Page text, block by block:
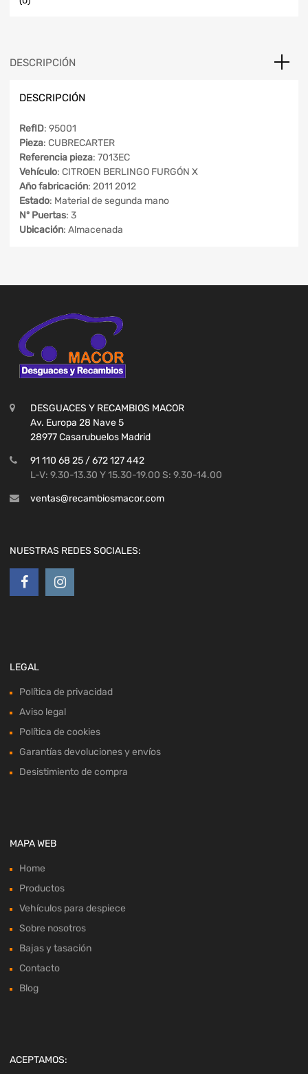
DESCRIPCIÓN
DESCRIPCIÓN
RefID: 95001
Pieza: CUBRECARTER
Referencia pieza: 7013EC
Vehículo: CITROEN BERLINGO FURGÓN X
Año fabricación: 2011 2012
Estado: Material de segunda mano
Nº Puertas: 3
Ubicación: Almacenada
DESGUACES Y RECAMBIOS MACOR
Av. Europa 28 Nave 5
28977 Casarubuelos Madrid
91 110 68 25 / 672 127 442
L-V: 9.30-13.30 Y 15.30-19.00 S: 9.30-14.00
ventas@recambiosmacor.com
NUESTRAS REDES SOCIALES:
LEGAL
Política de privacidad
Aviso legal
Política de cookies
Garantías devoluciones y envíos
Desistimiento de compra
MAPA WEB
Home
Productos
Vehículos para despiece
Sobre nosotros
Bajas y tasación
Contacto
Blog
ACEPTAMOS: